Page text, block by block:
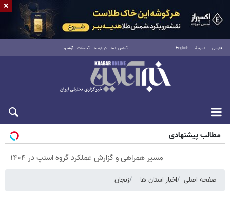
فارسی العربية English تماس با ما درباره ما تبلیغات آرشیو
پنجشنبه ۱۵ مرداد ۱۴۰۵
مطالب پیشنهادی
مسیر همراهی و گزارش عملکرد گروه اسنپ در ۱۴۰۴
صفحه اصلی اخبار استان ها زنجان
×